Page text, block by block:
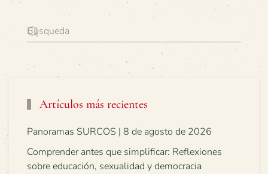
Artículos más recientes
Panoramas SURCOS | 8 de agosto de 2026
Comprender antes que simplificar: Reflexiones
sobre educación, sexualidad y democracia